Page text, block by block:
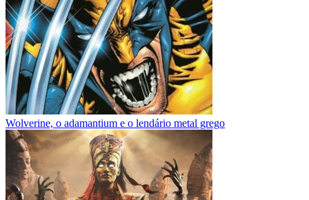
Wolverine, o adamantium e o lendário metal grego